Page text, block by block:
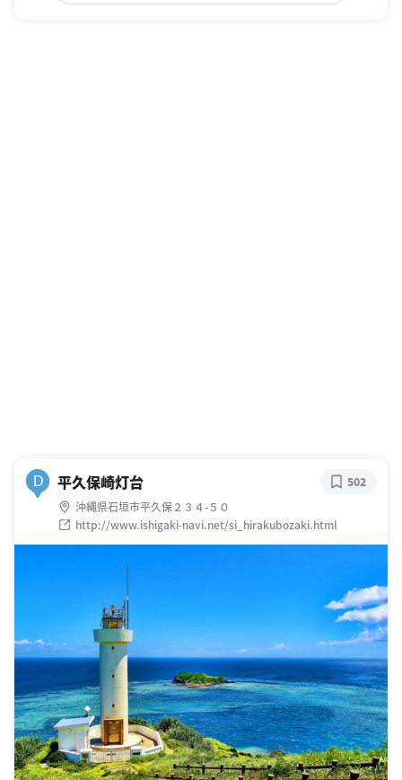
D 平久保崎灯台
沖縄県石垣市平久保２３４-５０
http://www.ishigaki-navi.net/si_hirakubozaki.html
502